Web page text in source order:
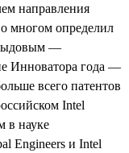
направления
многом определил
—
Инноватора года —
всего патентов
Intel
в науке
Engineers и Intel